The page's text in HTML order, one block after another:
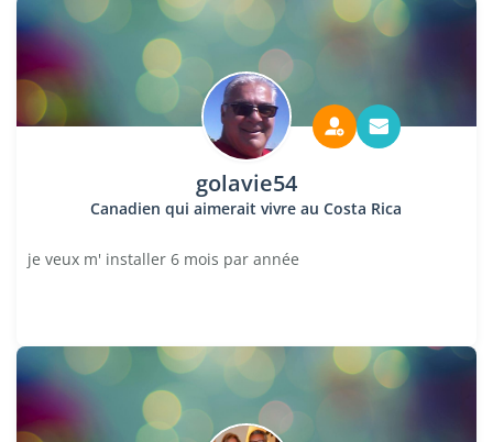
golavie54
Canadien qui aimerait vivre au Costa Rica
je veux m' installer 6 mois par année